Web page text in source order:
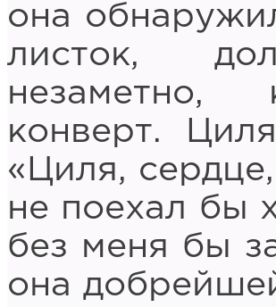
она
листок,
незаметно,
конверт.
«Циля,
не поехал бы
без меня бы
она